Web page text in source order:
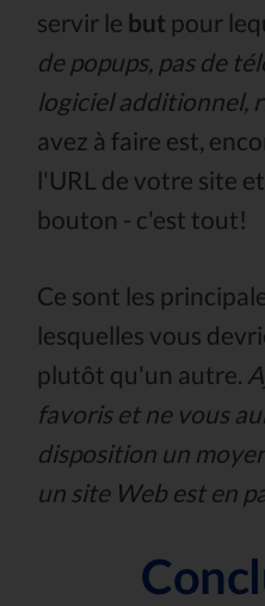
servir le but pour
de popups, pas de
logiciel additionnel,
avez à faire est,
l'URL de votre site
bouton - c'est tout!
Ce sont les
lesquelles vous
plutôt qu'un autre.
favoris et ne vous
disposition un
un site Web est en